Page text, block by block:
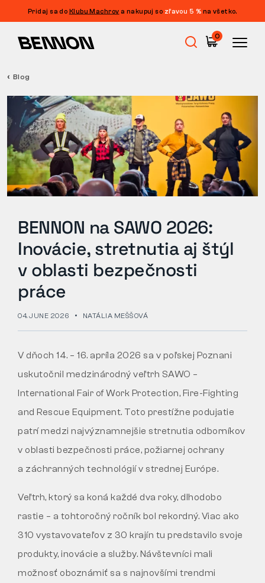
Pridaj sa do Klubu Machrov a nakupuj so zľavou 5 % na všetko.
0
Výpredaj
Pracovná obuv
Barefoot
Voľnočasová obuv
Tactical
VŠETKO O NÁKUPE
O NÁS
ČLÁNKY
LABORATÓRIUM BENNON
PREDAJŇA S BISTROM
KONTAKT
VRÁTENIE
Blog
BENNON na SAWO 2026:
Inovácie, stretnutia aj štýl
v oblasti bezpečnosti
práce
04. JUNE 2026 NATÁLIA MEŠŠOVÁ
V dňoch 14. – 16. apríla 2026 sa v poľskej Poznani
uskutočnil medzinárodný veľtrh SAWO –
International Fair of Work Protection, Fire-Fighting
and Rescue Equipment. Toto prestížne podujatie
patrí medzi najvýznamnejšie stretnutia odborníkov
v oblasti bezpečnosti práce, požiarnej ochrany
a záchranných technológií v strednej Európe.
Veľtrh, ktorý sa koná každé dva roky, dlhodobo
rastie – a tohtoročný ročník bol rekordný. Viac ako
310 vystavovateľov z 30 krajín tu predstavilo svoje
produkty, inovácie a služby. Návštevníci mali
možnosť oboznámiť sa s najnovšími trendmi